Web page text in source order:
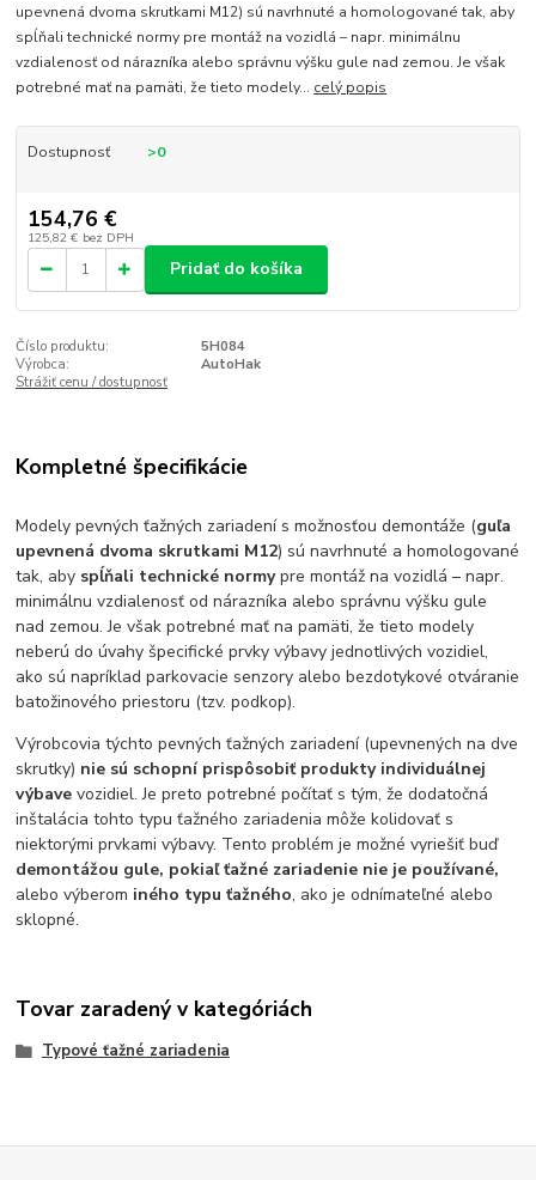
upevnená dvoma skrutkami M12) sú navrhnuté a homologované tak, aby
spĺňali technické normy pre montáž na vozidlá – napr. minimálnu
vzdialenosť od nárazníka alebo správnu výšku gule nad zemou. Je však
potrebné mať na pamäti, že tieto modely... celý popis
Dostupnosť >0
154,76 €
125,82 € bez DPH
Pridať do košíka
Číslo produktu:
5H084
Výrobca:
AutoHak
Strážiť cenu / dostupnosť
Kompletné špecifikácie
Modely pevných ťažných zariadení s možnosťou demontáže (guľa
upevnená dvoma skrutkami M12) sú navrhnuté a homologované
tak, aby spĺňali technické normypre montáž na vozidlá – napr.
minimálnu vzdialenosť od nárazníka alebo správnu výšku gule
nad zemou. Je však potrebné mať na pamäti, že tieto modely
neberú do úvahy špecifické prvky výbavy jednotlivých vozidiel,
ako sú napríklad parkovacie senzory alebo bezdotykové otváranie
batožinového priestoru (tzv. podkop).
Výrobcovia týchto pevných ťažných zariadení (upevnených na dve
skrutky) nie sú schopní prispôsobiť produkty individuálnej
výbavevozidiel. Je preto potrebné počítať s tým, že dodatočná
inštalácia tohto typu ťažného zariadenia môže kolidovať s
niektorými prvkami výbavy. Tento problém je možné vyriešiť buď
demontážou gule, pokiaľ ťažné zariadenie nie je používané,
alebo výberom iného typu ťažného, ako je odnímateľné alebo
sklopné.
Tovar zaradený v kategóriách
Typové ťažné zariadenia